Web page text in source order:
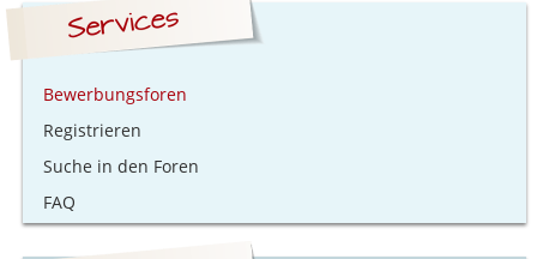
Bewerbungsforen
Registrieren
Suche in den Foren
FAQ